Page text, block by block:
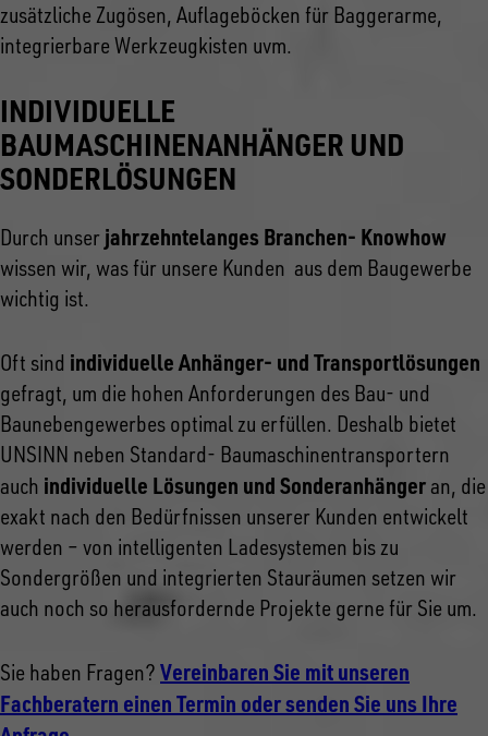
zusätzliche Zugösen, Auflageböcken für Baggerarme,
integrierbare Werkzeugkisten uvm.
INDIVIDUELLE
BAUMASCHINENANHÄNGER UND
SONDERLÖSUNGEN
Durch unser jahrzehntelanges Branchen- Knowhow
wissen wir, was für unsere Kunden aus dem Baugewerbe
wichtig ist.
Oft sind individuelle Anhänger- und Transportlösungen
gefragt, um die hohen Anforderungen des Bau- und
Baunebengewerbes optimal zu erfüllen. Deshalb bietet
UNSINN neben Standard- Baumaschinentransportern
auch individuelle Lösungen und Sonderanhänger an, die
exakt nach den Bedürfnissen unserer Kunden entwickelt
werden – von intelligenten Ladesystemen bis zu
Sondergrößen und integrierten Stauräumen setzen wir
auch noch so herausfordernde Projekte gerne für Sie um.
Sie haben Fragen? Vereinbaren Sie mit unseren
Fachberatern einen Termin oder senden Sie uns Ihre